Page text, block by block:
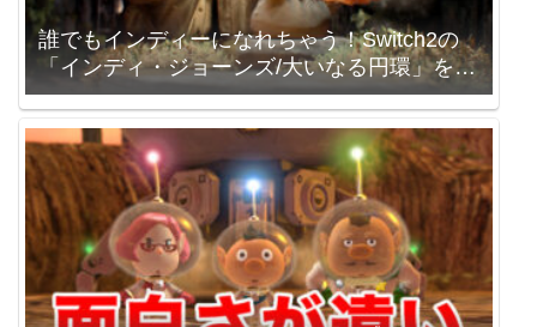
誰でもインディーになれちゃう！Switch2の
「インディ・ジョーンズ/大いなる円環」を買
いました。